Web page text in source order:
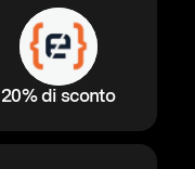
20% di sconto